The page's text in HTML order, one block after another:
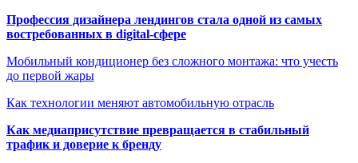
Профессия дизайнера лендингов стала одной из самых
востребованных в digital-сфере
Мобильный кондиционер без сложного монтажа: что учесть
до первой жары
Как технологии меняют автомобильную отрасль
Как медиаприсутствие превращается в стабильный
трафик и доверие к бренду